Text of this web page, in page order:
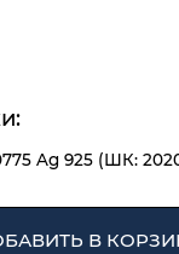
Ag 925 (ШК:
В